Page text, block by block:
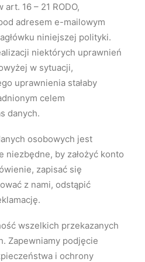
16 – 21 RODO,
adresem e-mailowym
niniejszej polityki.
niektórych uprawnień
w sytuacji,
uprawnienia stałaby
celem
danych.
osobowych jest
niezbędne, by założyć konto
zapisać się
z nami, odstąpić
wszelkich przekazanych
Zapewniamy podjęcie
i ochrony